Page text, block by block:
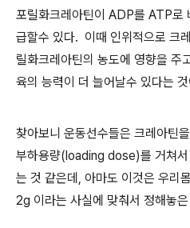
포릴화크레아틴이 ADP를 ATP로
급할수 있다. 이때 인위적으로 크
릴화크레아틴의 농도에 영향을 주
육의 능력이 더 늘어날수 있다는
찾아보니 운동선수들은 크레아틴
부하용량(loading dose)를 거쳐
는 것 같은데 , 아마도 이것은 우리
2g 이라는 사실에 맞춰서 정해놓